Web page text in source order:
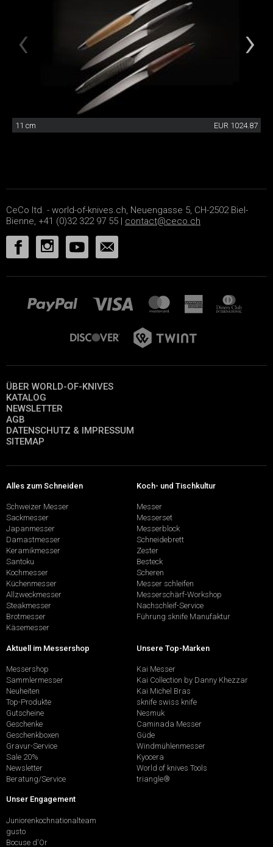
11 cm EUR 1024.87
CeCo ltd. - world-of-knives.ch, Neuengasse 5, CH-2502 Biel-
Bienne, +41 (0)32 322 97 55 | contact@ceco.ch
ÜBER WORLD-OF-KNIVES
KATALOG
NEWSLETTER
AGB
DATENSCHUTZ & IMPRESSUM
SITEMAP
Alles zum Schneiden
Schweizer Messer
Sackmesser
Japanmesser
Damastmesser
Keramikmesser
Santoku
Kochmesser
Küchenmesser
Allzweckmesser
Steakmesser
Brotmesser
Käsemesser
Koch- und Tischkultur
Messer
Messerset
Messerblock
Schneidebrett
Zester
Besteck
Scheren
Messer schleifen
Messerschärf-Workshop
Nachschleif-Service
Führung sknife Manufaktur
Aktuell im Messershop
Messershop
Sammlermesser
Neuheiten
Top-Produkte
Gutscheine
Geschenke
Geschenkboxen
Gravur-Service
Sale 20%
Newsletter
Beratung/Service
Unsere Top-Marken
Kai Messer
Kai Collection by Danny Khezzar
Kai Michel Bras
sknife swiss knife
Nesmuk
Caminada Messer
Güde
Windmühlenmesser
Kyocera
World of knives Tools
triangle®
Unser Engagement
Juniorenkochnationalteam
gusto
Bocuse d'Or